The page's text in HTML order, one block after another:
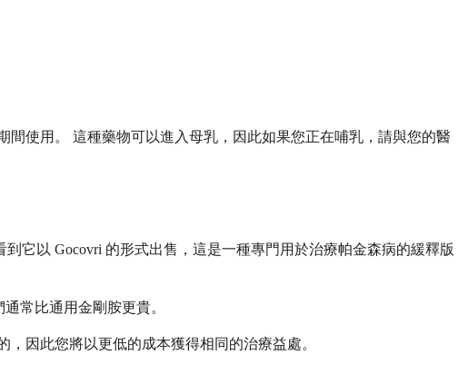
使用。 這種藥物可以進入母乳，因此如果您正在哺乳，請與您的醫
它以 Gocovri 的形式出售，這是一種專門用於治療帕金森病的緩釋版
常比通用金剛胺更貴。
因此您將以更低的成本獲得相同的治療益處。